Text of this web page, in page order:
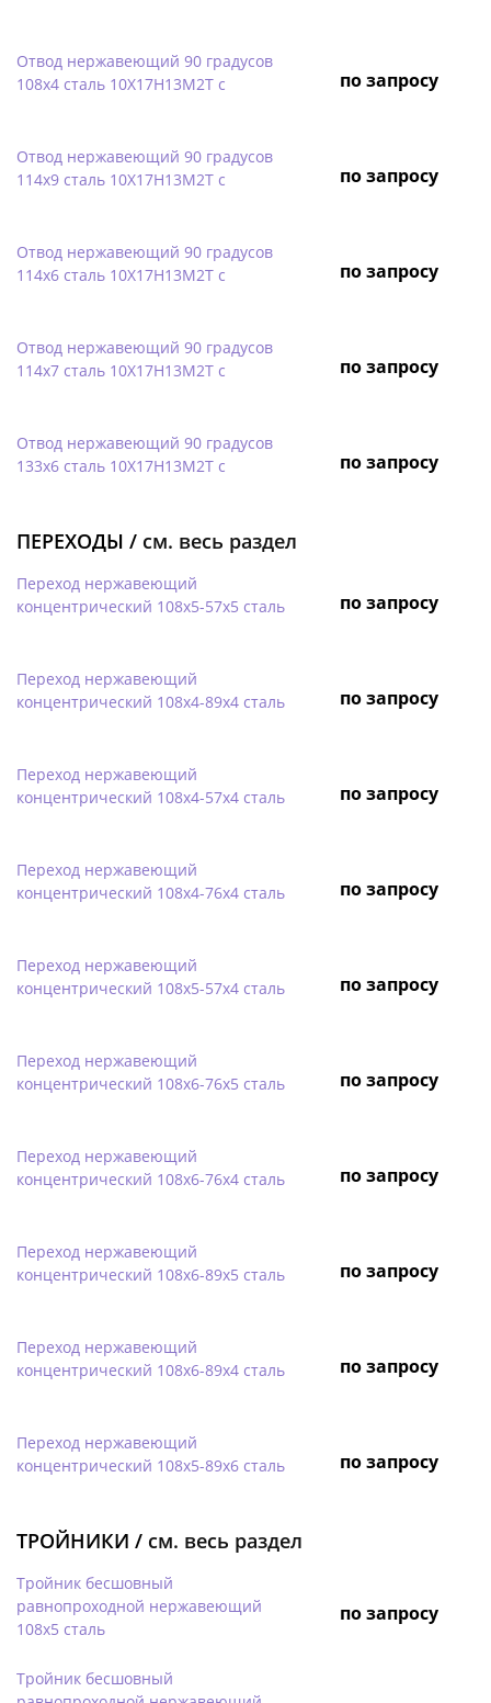
Отвод нержавеющий 90 градусов
108х4 сталь 10Х17Н13М2Т с
по запросу
Отвод нержавеющий 90 градусов
114х9 сталь 10Х17Н13М2Т с
по запросу
Отвод нержавеющий 90 градусов
114х6 сталь 10Х17Н13М2Т с
по запросу
Отвод нержавеющий 90 градусов
114х7 сталь 10Х17Н13М2Т с
по запросу
Отвод нержавеющий 90 градусов
133х6 сталь 10Х17Н13М2Т с
по запросу
ПЕРЕХОДЫ / см. весь раздел
Переход нержавеющий
концентрический 108х5-57х5 сталь
по запросу
Переход нержавеющий
концентрический 108х4-89х4 сталь
по запросу
Переход нержавеющий
концентрический 108х4-57х4 сталь
по запросу
Переход нержавеющий
концентрический 108х4-76х4 сталь
по запросу
Переход нержавеющий
концентрический 108х5-57х4 сталь
по запросу
Переход нержавеющий
концентрический 108х6-76х5 сталь
по запросу
Переход нержавеющий
концентрический 108х6-76х4 сталь
по запросу
Переход нержавеющий
концентрический 108х6-89х5 сталь
по запросу
Переход нержавеющий
концентрический 108х6-89х4 сталь
по запросу
Переход нержавеющий
концентрический 108х5-89х6 сталь
по запросу
ТРОЙНИКИ / см. весь раздел
Тройник бесшовный
равнопроходной нержавеющий
108х5 сталь
по запросу
Тройник бесшовный